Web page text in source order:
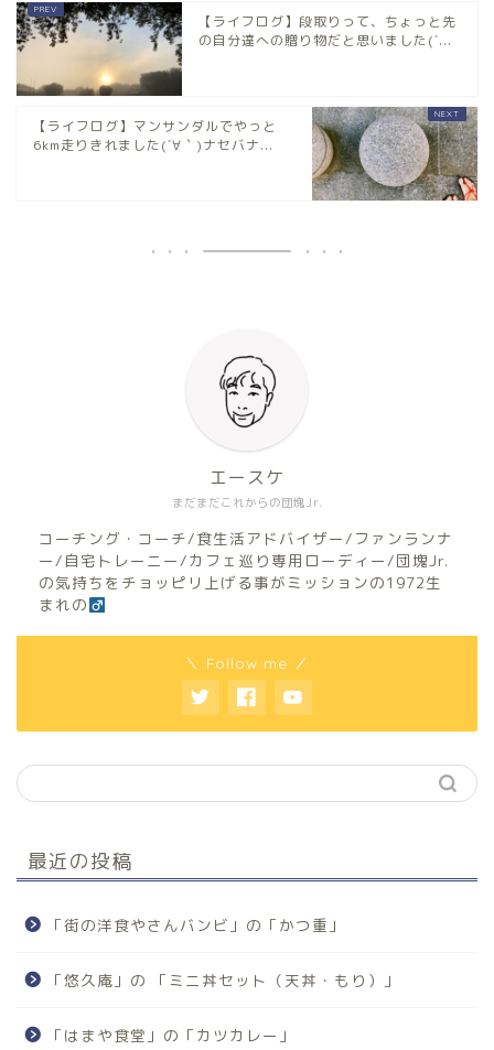
【ライフログ】段取りって、ちょっと先
の自分達への贈り物だと思いました(´...
【ライフログ】マンサンダルでやっと
6km走りきれました(´∀｀)ナセバナ...
まだまだこれからの団塊Jr.
エースケ
コーチング・コーチ/食生活アドバイザー/ファンランナ
ー/自宅トレーニー/カフェ巡り専用ローディー/団塊Jr.
の気持ちをチョッピリ上げる事がミッションの1972生
まれの
＼ Follow me ／
最近の投稿
「街の洋食やさんバンビ」の「かつ重」
「悠久庵」の 「ミニ丼セット（天丼・もり）」
「はまや食堂」の「カツカレー」